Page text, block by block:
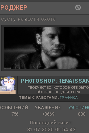
РОДЖЕР
суету навести охота
PHOTOSHOP:
творчество, которое открыто
абсолютно для всех
ТЕМЫ С РАБОТАМИ: ГРАФИКА
СООБЩЕНИЙ:
756
УВАЖЕНИЕ:
+3669
830
Последний визит:
31.07.2026 09:54:43